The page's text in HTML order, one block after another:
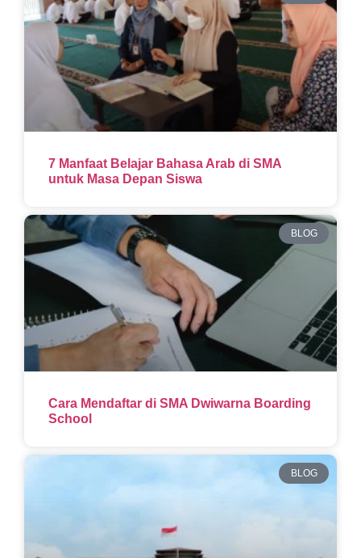
7 Manfaat Belajar Bahasa Arab di SMA
untuk Masa Depan Siswa
BLOG
Cara Mendaftar di SMA Dwiwarna Boarding
School
BLOG